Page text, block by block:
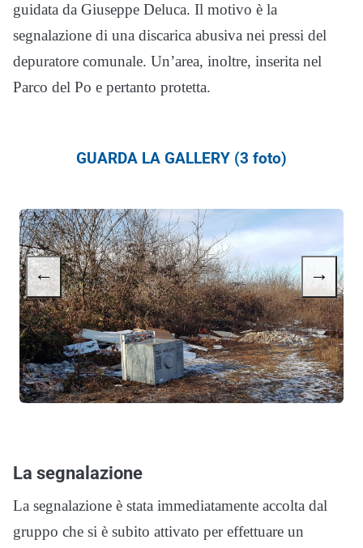
guidata da Giuseppe Deluca. Il motivo è la
segnalazione di una discarica abusiva nei pressi del
depuratore comunale. Un’area, inoltre, inserita nel
Parco del Po e pertanto protetta.
GUARDA LA GALLERY (3 foto)
← →
La segnalazione
La segnalazione è stata immediatamente accolta dal
gruppo che si è subito attivato per effettuare un